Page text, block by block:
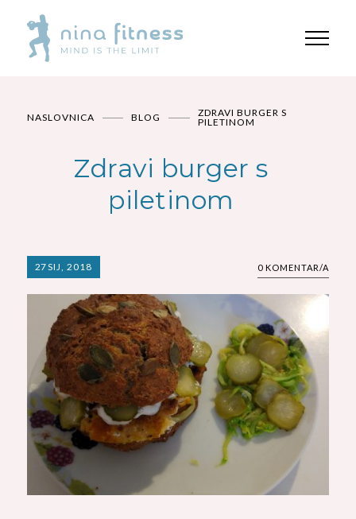
NASLOVNICA BLOG
ZDRAVI BURGER S
PILETINOM
Zdravi burger s
piletinom
27SIJ, 2018 0 KOMENTAR/A